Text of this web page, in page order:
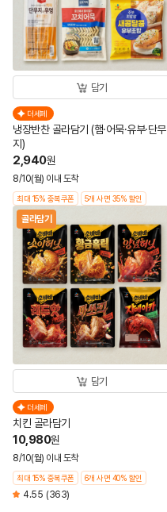
담기
더세페
냉장반찬 골라담기 (햄·어묵·유부·단무
지)
2,940원
8/10(월) 이내 도착
최대 15% 중복쿠폰 5개 사면 35% 할인
골라담기
담기
더세페
치킨 골라담기
10,980원
8/10(월) 이내 도착
최대 15% 중복쿠폰 6개 사면 40% 할인
4.55 (363)